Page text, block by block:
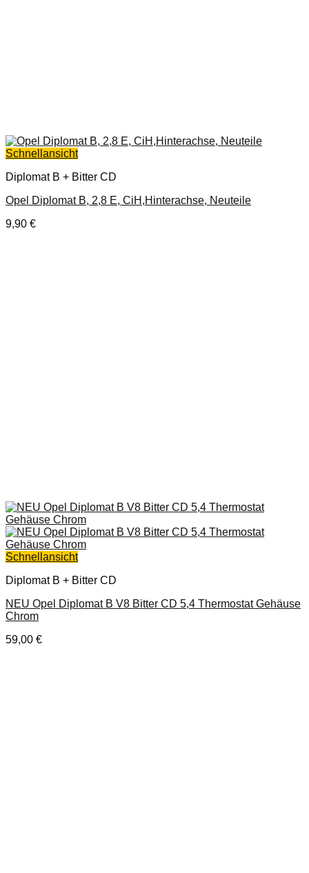
Schnellansicht
Diplomat B + Bitter CD
Opel Diplomat B, 2,8 E, CiH,Hinterachse, Neuteile
9,90 €
Schnellansicht
Diplomat B + Bitter CD
NEU Opel Diplomat B V8 Bitter CD 5,4 Thermostat Gehäuse
Chrom
59,00 €